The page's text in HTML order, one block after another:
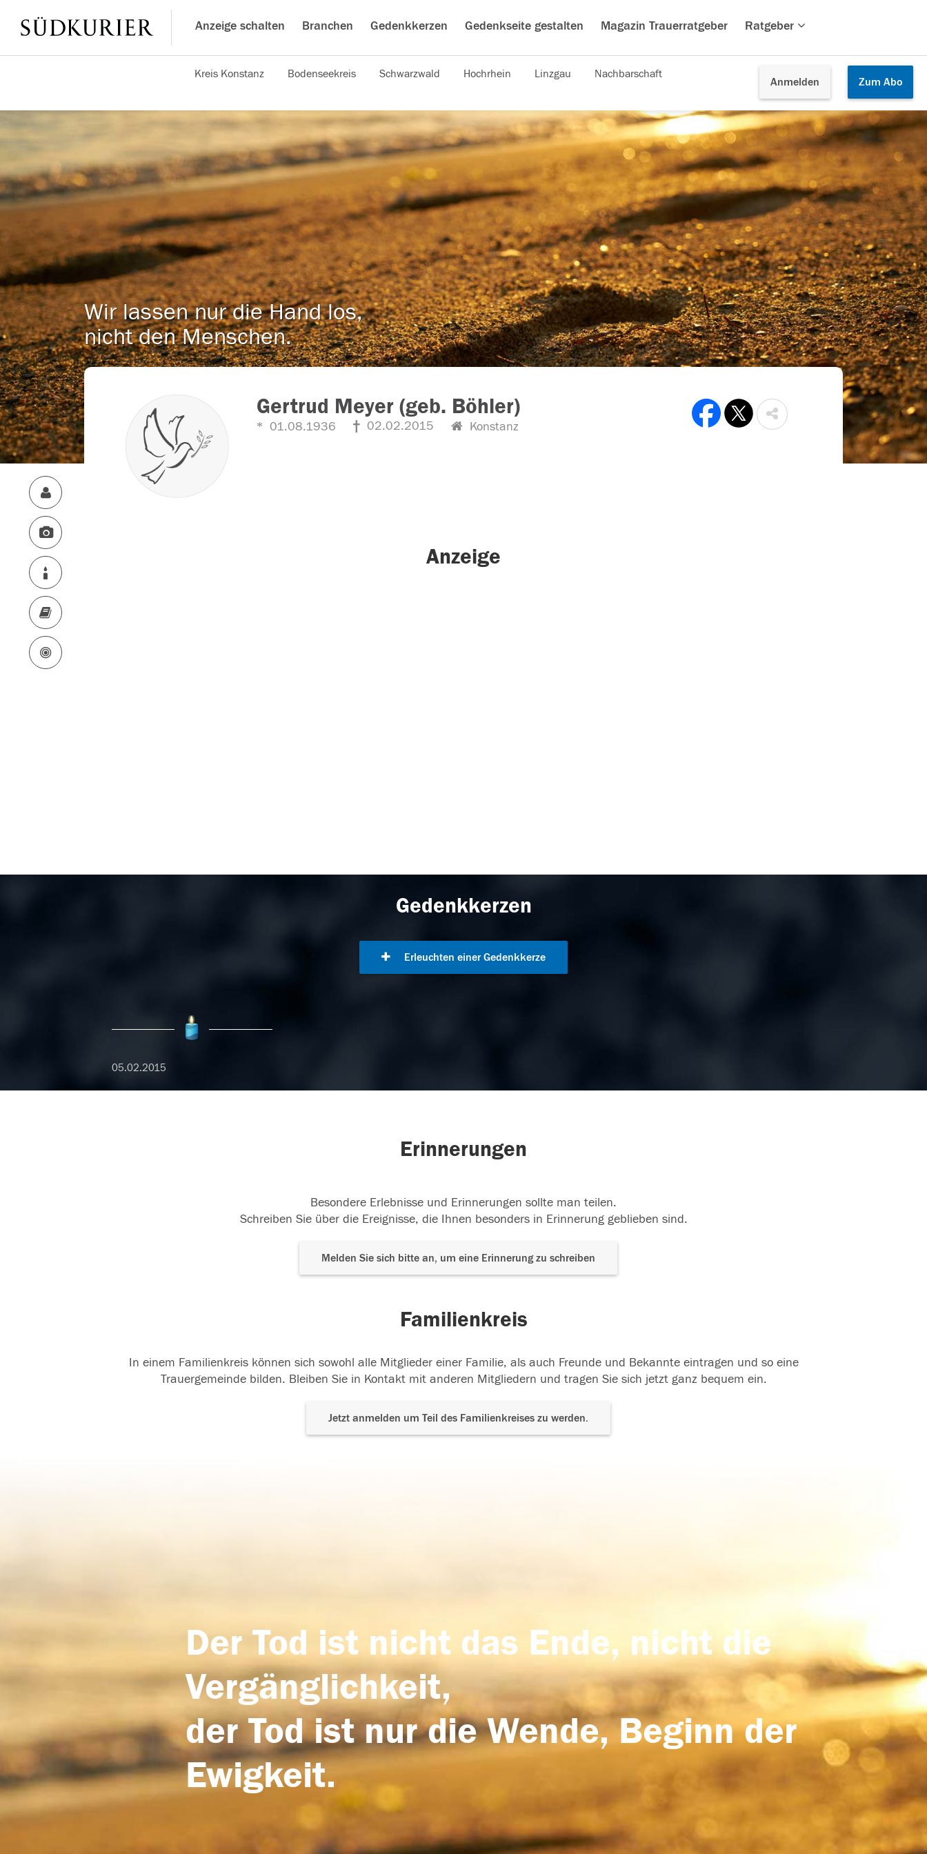
Anzeige schalten Branchen Gedenkkerzen Gedenkseite gestalten Magazin Trauerratgeber Ratgeber
Anmelden Zum Abo
Kreis Konstanz Bodenseekreis Schwarzwald Hochrhein Linzgau Nachbarschaft
Wir lassen nur die Hand los,
nicht den Menschen.
Gertrud Meyer (geb. Böhler)
01.08.1936 02.02.2015 Konstanz
Anzeige
Gedenkkerzen
Erleuchten einer Gedenkkerze
05.02.2015
Erinnerungen
Besondere Erlebnisse und Erinnerungen sollte man teilen.
Schreiben Sie über die Ereignisse, die Ihnen besonders in Erinnerung geblieben sind.
Melden Sie sich bitte an, um eine Erinnerung zu schreiben
Familienkreis
In einem Familienkreis können sich sowohl alle Mitglieder einer Familie, als auch Freunde und Bekannte eintragen und so eine
Trauergemeinde bilden. Bleiben Sie in Kontakt mit anderen Mitgliedern und tragen Sie sich jetzt ganz bequem ein.
Jetzt anmelden um Teil des Familienkreises zu werden.
Der Tod ist nicht das Ende, nicht die
Vergänglichkeit,
der Tod ist nur die Wende, Beginn der
Ewigkeit.